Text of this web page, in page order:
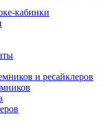
кабинки
и ресайклеров